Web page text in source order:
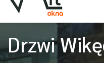
Drzwi